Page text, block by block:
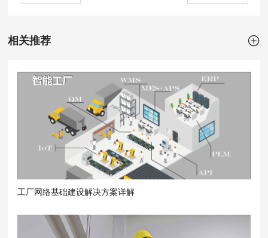
相关推荐 
工厂网络基础建设解决方案详解